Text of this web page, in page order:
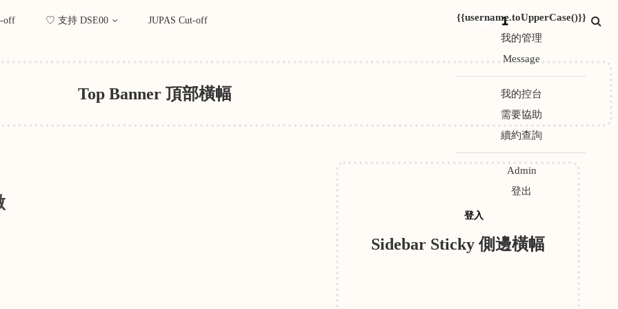
off ♡ 支持 DSE00 JUPAS Cut-off
{{username.toUpperCase()}}
我的管理
Message
我的控台
需要協助
續約查詢
Admin
登出
登入
1
Top Banner 頂部橫幅
Sidebar Sticky 側邊橫幅